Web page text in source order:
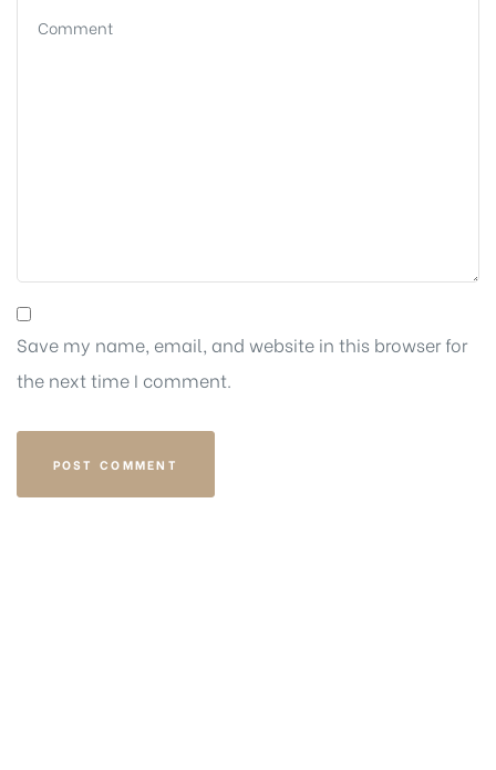
Save my name, email, and website in this browser for
the next time I comment.